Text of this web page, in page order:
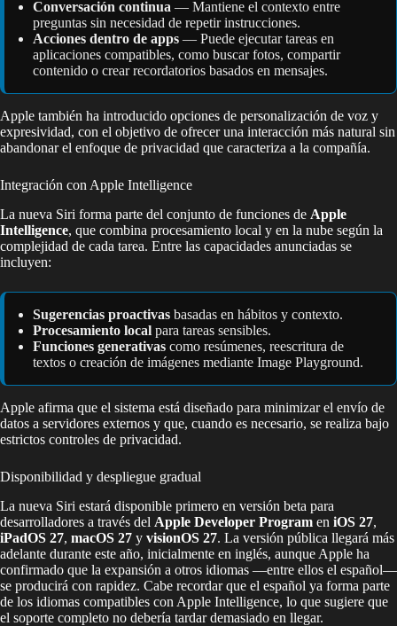
Conversación continua — Mantiene el contexto entre
preguntas sin necesidad de repetir instrucciones.
Acciones dentro de apps — Puede ejecutar tareas en
aplicaciones compatibles, como buscar fotos, compartir
contenido o crear recordatorios basados en mensajes.
Apple también ha introducido opciones de personalización de voz y
expresividad, con el objetivo de ofrecer una interacción más natural sin
abandonar el enfoque de privacidad que caracteriza a la compañía.
Integración con Apple Intelligence
La nueva Siri forma parte del conjunto de funciones de Apple
Intelligence, que combina procesamiento local y en la nube según la
complejidad de cada tarea. Entre las capacidades anunciadas se
incluyen:
Sugerencias proactivas basadas en hábitos y contexto.
Procesamiento local para tareas sensibles.
Funciones generativas como resúmenes, reescritura de
textos o creación de imágenes mediante Image Playground.
Apple afirma que el sistema está diseñado para minimizar el envío de
datos a servidores externos y que, cuando es necesario, se realiza bajo
estrictos controles de privacidad.
Disponibilidad y despliegue gradual
La nueva Siri estará disponible primero en versión beta para
desarrolladores a través del Apple Developer Program en iOS 27,
iPadOS 27, macOS 27 y visionOS 27. La versión pública llegará más
adelante durante este año, inicialmente en inglés, aunque Apple ha
confirmado que la expansión a otros idiomas —entre ellos el español—
se producirá con rapidez. Cabe recordar que el español ya forma parte
de los idiomas compatibles con Apple Intelligence, lo que sugiere que
el soporte completo no debería tardar demasiado en llegar.